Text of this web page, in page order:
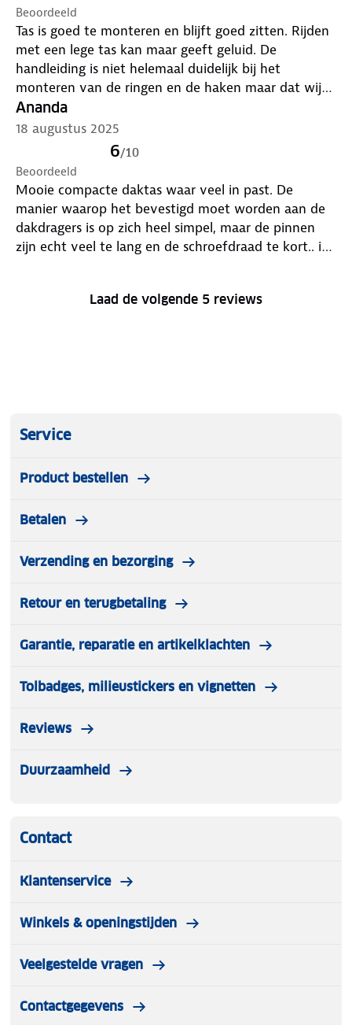
Beoordeeld
Tas is goed te monteren en blijft goed zitten. Rijden
met een lege tas kan maar geeft geluid. De
handleiding is niet helemaal duidelijk bij het
monteren van de ringen en de haken maar dat wijst
zich vanzelf.
Ananda
18 augustus 2025
6/10
Beoordeeld
Mooie compacte daktas waar veel in past. De
manier waarop het bevestigd moet worden aan de
dakdragers is op zich heel simpel, maar de pinnen
zijn echt veel te lang en de schroefdraad te kort.. ik
hier snel een goed akternatief voor.
Laad de volgende 5 reviews
Service
Product bestellen
Betalen
Verzending en bezorging
Retour en terugbetaling
Garantie, reparatie en artikelklachten
Tolbadges, milieustickers en vignetten
Reviews
Duurzaamheid
Contact
Klantenservice
Winkels & openingstijden
Veelgestelde vragen
Contactgegevens